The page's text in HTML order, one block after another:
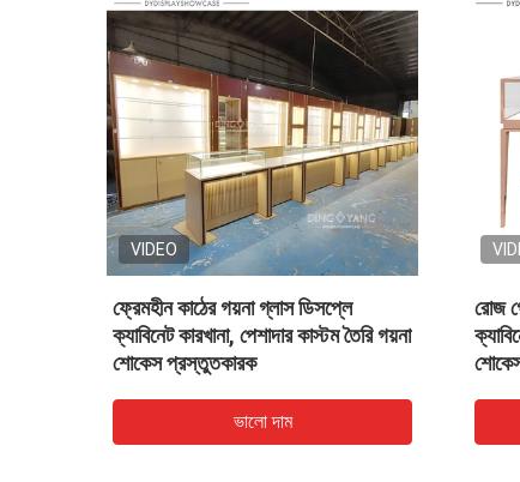
VIDEO
প্রস্তুতকারক সরবরাহকারী, রাউন্ড সেন্টার দ্বীপ
ফ্যাশন কাস্টম মেড জুয়েলারি ডিসপ্লে
ক্যাবিনেট, গ্লাস টপ জুয়েলারী ভিজ্যুয়ালিজ
ভালো দাম